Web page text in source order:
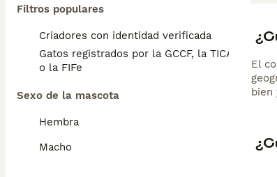
Filtros populares
Criadores con identidad verificada
Gatos registrados por la GCCF, la TICA
o la FIFe
Sexo de la mascota
Hembra
Macho
El
bien